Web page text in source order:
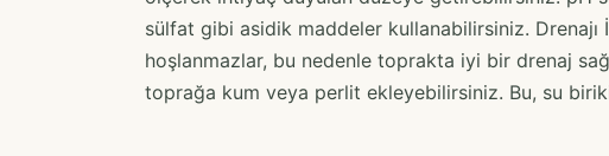
sülfat gibi asidik maddeler kullanabilirsiniz. Drenajı
hoşlanmazlar, bu nedenle toprakta iyi bir drenaj
toprağa kum veya perlit ekleyebilirsiniz. Bu, su